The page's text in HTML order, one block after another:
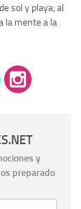
sol y playa; al
la mente a la
y
preparado